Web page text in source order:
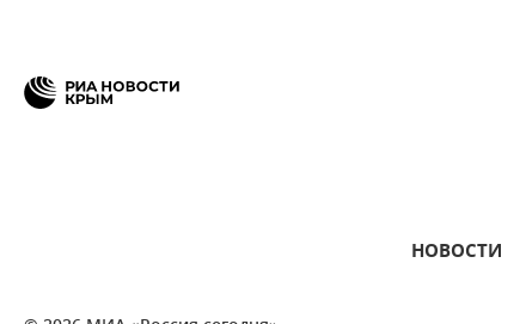
НОВОСТИ